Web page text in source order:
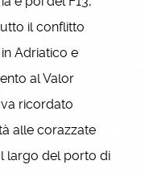
il conflitto
Adriatico e
al Valor
va ricordato
alle corazzate
largo del porto di